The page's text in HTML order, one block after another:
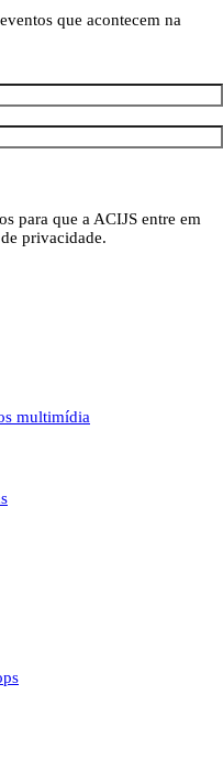
que acontecem na
para que a ACIJS entre em
privacidade.
multimídia